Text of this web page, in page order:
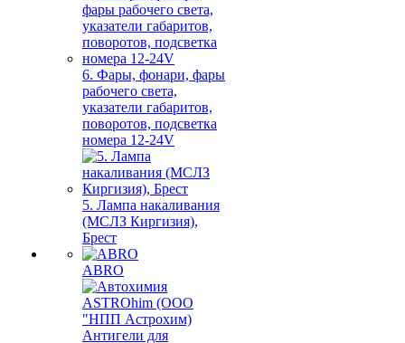
6. Фары, фонари, фары
рабочего света,
указатели габаритов,
поворотов, подсветка
номера 12-24V
5. Лампа накаливания
(МСЛЗ Киргизия),
Брест
ABRO